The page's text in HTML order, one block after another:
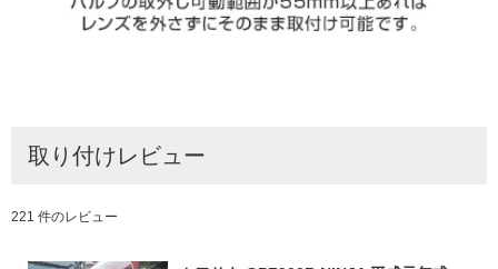
取り付けレビュー
221 件のレビュー